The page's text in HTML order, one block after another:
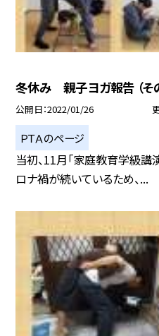
冬休み 親子ヨガ報告 （そ
公開日 2022/01/26
ＰＴＡのページ
当初、11月「家庭教育学級講
ロナ禍が続いているため、...